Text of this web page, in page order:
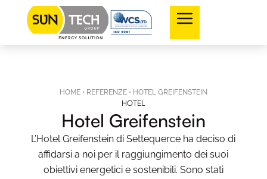
HOME• REFERENZE• HOTEL GREIFENSTEIN
HOTEL
Hotel Greifenstein
L’Hotel Greifenstein di Settequerce ha deciso di
affidarsi a noi per il raggiungimento dei suoi
obiettivi energetici e sostenibili. Sono stati